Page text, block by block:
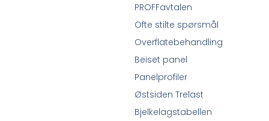
PROFFavtalen
Ofte stilte spørsmål
Overflatebehandling
Beiset panel
Panelprofiler
Østsiden Trelast
Bjelkelagstabellen